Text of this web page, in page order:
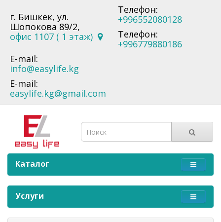
г. Бишкек, ул.
Шопокова 89/2,
офис 1107 ( 1 этаж)
Телефон:
+996552080128
Телефон:
+996779880186
E-mail:
info@easylife.kg
E-mail:
easylife.kg@gmail.com
Каталог
Услуги